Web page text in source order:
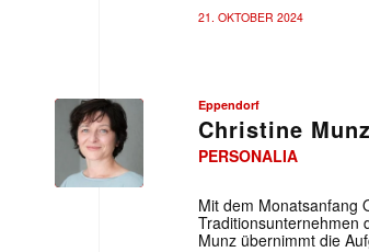
21. OKTOBER 2024
Eppendorf
Eppendorf
Christine
PERSONALIA
Mit dem Monatsanfang
Traditionsunternehmen
Munz übernimmt die